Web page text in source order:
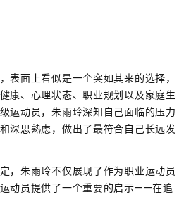
表面上看似是一个突如其来的选择，
康、心理状态、职业规划以及家庭生
运动员，朱雨玲深知自己面临的压力
深思熟虑，做出了最符合自己长远发
，朱雨玲不仅展现了作为职业运动员
动员提供了一个重要的启示——在追